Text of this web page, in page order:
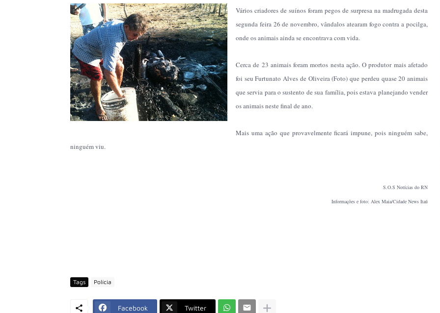
Vários criadores de suínos foram pegos de surpresa na madrugada desta
segunda feira 26 de novembro, vândalos atearam fogo contra a pocilga,
onde os animais ainda se encontrava com vida.
Cerca de 23 animais foram mortos nesta ação. O produtor mais afetado
foi seu Furtunato Alves de Oliveira (Foto) que perdeu quase 20 animais
que servia para o sustento de sua família, pois estava planejando vender
os animais neste final de ano.
Mais uma ação que provavelmente ficará impune, pois ninguém sabe,
ninguém viu.
S.O.S Notícias do RN
Informações e foto: Alex Maia/Cidade News Itaú
Tags Polícia
Facebook Twitter